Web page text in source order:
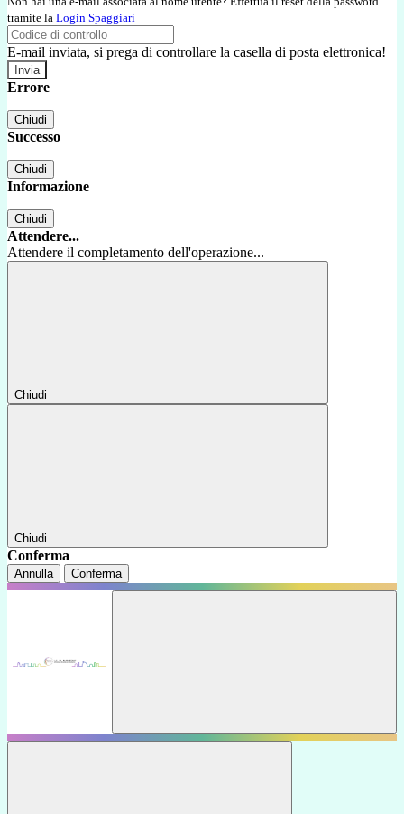
tramite la Login Spaggiari
E-mail inviata, si prega di controllare la casella di posta elettronica!
Errore
Chiudi
Successo
Chiudi
Informazione
Chiudi
Attendere...
Attendere il completamento dell'operazione...
Chiudi
Chiudi
Conferma
Annulla Conferma